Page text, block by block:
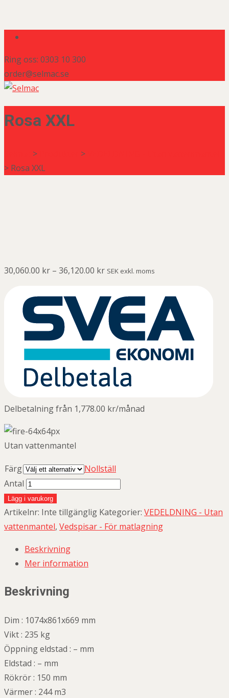
Ring oss: 0303 10 300
order@selmac.se
Rosa XXL
> >
> Rosa XXL
30,060.00 kr – 36,120.00 kr SEK exkl. moms
Delbetalning från 1,778.00 kr/månad
Utan vattenmantel
Färg
Nollställ
Antal
Lägg i varukorg
Artikelnr: Inte tillgänglig Kategorier: VEDELDNING - Utan
vattenmantel, Vedspisar - För matlagning
Beskrivning
Mer information
Beskrivning
Dim : 1074x861x669 mm
Vikt : 235 kg
Öppning eldstad : – mm
Eldstad : – mm
Rökrör : 150 mm
Värmer : 244 m3